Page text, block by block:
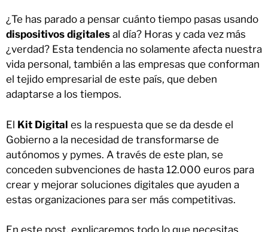
¿Te has parado a pensar cuánto tiempo pasas usando
dispositivos digitales al día? Horas y cada vez más
¿verdad? Esta tendencia no solamente afecta nuestra
vida personal, también a las empresas que conforman
el tejido empresarial de este país, que deben
adaptarse a los tiempos.
El Kit Digital es la respuesta que se da desde el
Gobierno a la necesidad de transformarse de
autónomos y pymes. A través de este plan, se
conceden subvenciones de hasta 12.000 euros para
crear y mejorar soluciones digitales que ayuden a
estas organizaciones para ser más competitivas.